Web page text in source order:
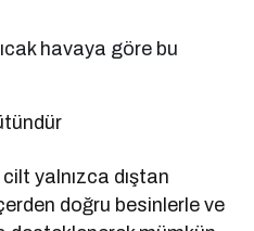
havaya göre bu
yalnızca dıştan
doğru besinlerle ve